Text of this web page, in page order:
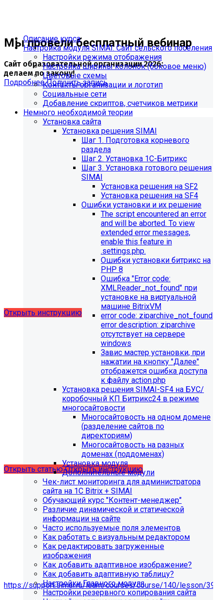
Мы провели бесплатный вебинар
Сайт образовательной организации 2026:
делаем по закону!
ПодробнееПолучить запись
Обновления в разделе
"Педагогический состав"
Для готовых решений, использующих модуль SIMAI-
SF4: Сведения об образовательной организации
выпущено обновление 1.14.11, согласно которому в
разделе "Педагогический состав"
можно разместить документ и скрыть таблицы.
Открыть инструкцию
будет ограничена поддержка продуктов на
PHP версии ниже 8.2.Рекомендуемая версия PHP - 8.4
будет ограничена поддержка продуктов на
MySql версии ниже 8.0.0.Рекомендуемая версия MySql
Открыть статьюОткрыть инструкцию
Мы подготовили чек-лист администратора сайта:
https://support.simai.ru/learn/courses/course/140/lesson/
Описание курса
Настройка модуля SIMAI: Сайт сельского поселения
Настройки режима отображения
Настройка ширины колонок (боковое меню)
Цветовые схемы
Контакты организации и логотип
Социальные сети
Добавление скриптов, счетчиков метрики
Немного необходимой теории
Установка сайта
Установка решения SIMAI
Шаг 1. Подготовка корневого
раздела
Шаг 2. Установка 1С-Битрикс
Шаг 3. Установка готового решения
SIMAI
Установка решения на SF2
Установка решения на SF4
Ошибки установки и их решение
The script encountered an error
and will be aborted. To view
extended error messages,
enable this feature in
.settings.php.
Ошибки установки битрикс на
PHP 8
Ошибка "Error сode:
XMLReader_not_found" при
установке на виртуальной
машине BitrixVM
error сode: ziparchive_not_found
error description: ziparchive
отсутствует на сервере
windows
Завис мастер установки, при
нажатии на кнопку "Далее"
отображется ошибка доступа
к файлу action.php
Установка решения SIMAI-SF4 на БУС/
коробочный КП Битрикс24 в режиме
многосайтовости
Многосайтовость на одном домене
(разделение сайтов по
директориям)
Многосайтовость на разных
доменах (поддоменах)
Установка модуля
Дополнительные модули
Чек-лист мониторинга для администратора
сайта на 1С Bitrix + SIMAI
Обучающий курс "Контент-менеджер"
Различие динамической и статической
информации на сайте
Часто используемые поля элементов
Как работать с визуальным редактором
Как редактировать загруженные
изображения
Как добавить адаптивное изображение?
Как добавить адаптивную таблицу?
Настройки Главного модуля
Настройки резервного копирования сайта